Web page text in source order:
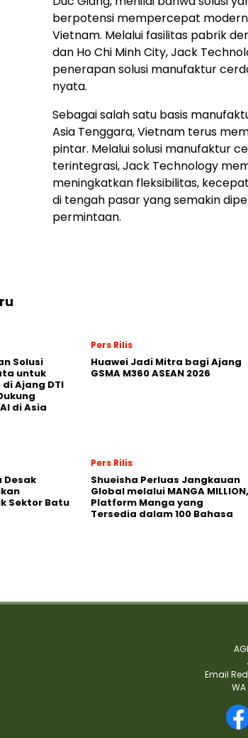
berpotensi mempercepat
Vietnam. Melalui fasilitas pabrik
dan Ho Chi Minh City, Jack
penerapan solusi manufaktur
nyata.
Sebagai salah satu basis
Asia Tenggara, Vietnam terus
pintar. Melalui solusi manufaktur
terintegrasi, Jack Technology
meningkatkan fleksibilitas,
di tengah pasar yang semakin
permintaan.
Solusi
untuk
Ajang DTI
di Asia
Pers Rilis
Huawei Jadi Mitra bagi Ajang
GSMA M360 ASEAN 2026
Desak
Sektor Batu
Pers Rilis
Shueisha Perluas Jangkauan
Global melalui MANGA MILLION,
Platform Manga yang
Tersedia dalam 100 Bahasa
Email